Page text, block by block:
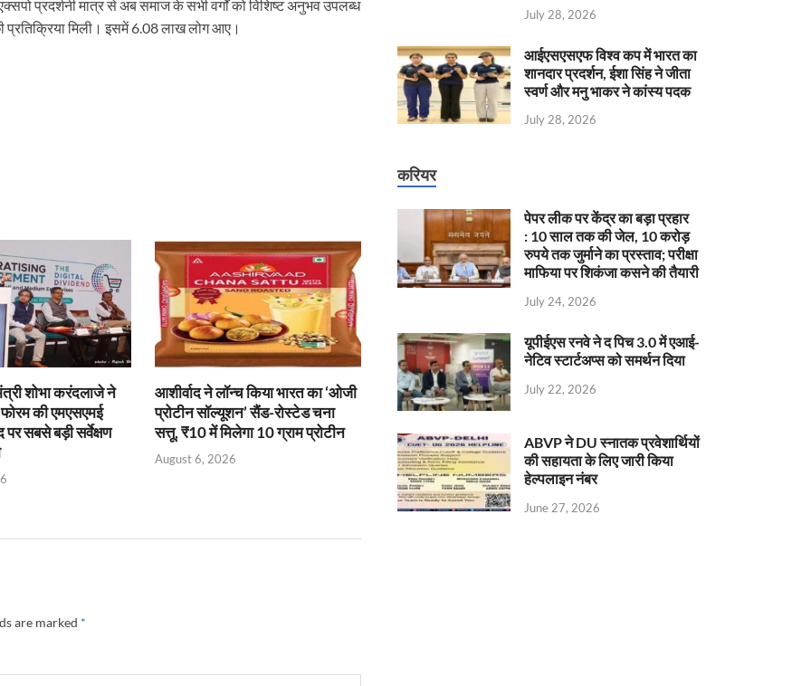
प्रदर्शनी मात्र से अब समाज के सभी वर्गों को विशिष्ट अनुभव उपलब्ध
प्रतिक्रिया मिली। इसमें 6.08 लाख लोग आए।
शोभा करंदलाजे ने
की एमएसएमई
सबसे बड़ी सर्वेक्षण
आशीर्वाद ने लॉन्च किया भारत का ‘ओजी
प्रोटीन सॉल्यूशन’ सैंड-रोस्टेड चना
सत्तू, ₹10 में मिलेगा 10 ग्राम प्रोटीन
August 6, 2026
are marked *
July 28, 2026
आईएसएसएफ विश्व कप में भारत का
शानदार प्रदर्शन, ईशा सिंह ने जीता
स्वर्ण और मनु भाकर ने कांस्य पदक
July 28, 2026
करियर
पेपर लीक पर केंद्र का बड़ा प्रहार
: 10 साल तक की जेल, 10 करोड़
रुपये तक जुर्माने का प्रस्ताव; परीक्षा
माफिया पर शिकंजा कसने की तैयारी
July 24, 2026
यूपीईएस रनवे ने द पिच 3.0 में एआई-
नेटिव स्टार्टअप्स को समर्थन दिया
July 22, 2026
ABVP ने DU स्नातक प्रवेशार्थियों
की सहायता के लिए जारी किया
हेल्पलाइन नंबर
June 27, 2026